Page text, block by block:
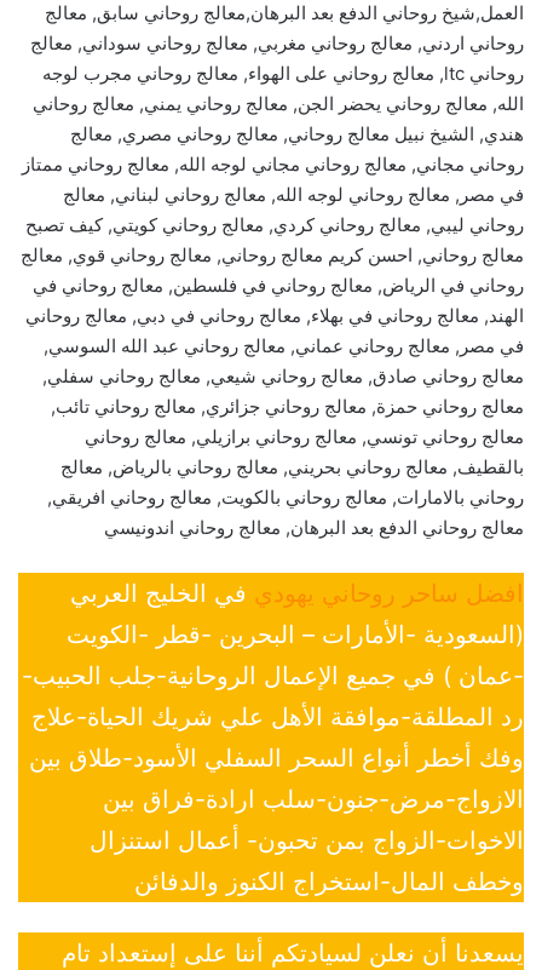
العمل,شيخ روحاني الدفع بعد البرهان,معالج روحاني سابق, معالج
روحاني اردني, معالج روحاني مغربي, معالج روحاني سوداني, معالج
روحاني ltc, معالج روحاني على الهواء, معالج روحاني مجرب لوجه
الله, معالج روحاني يحضر الجن, معالج روحاني يمني, معالج روحاني
هندي, الشيخ نبيل معالج روحاني, معالج روحاني مصري, معالج
روحاني مجاني, معالج روحاني مجاني لوجه الله, معالج روحاني ممتاز
في مصر, معالج روحاني لوجه الله, معالج روحاني لبناني, معالج
روحاني ليبي, معالج روحاني كردي, معالج روحاني كويتي, كيف تصبح
معالج روحاني, احسن كريم معالج روحاني, معالج روحاني قوي, معالج
روحاني في الرياض, معالج روحاني في فلسطين, معالج روحاني في
الهند, معالج روحاني في بهلاء, معالج روحاني في دبي, معالج روحاني
في مصر, معالج روحاني عماني, معالج روحاني عبد الله السوسي,
معالج روحاني صادق, معالج روحاني شيعي, معالج روحاني سفلي,
معالج روحاني حمزة, معالج روحاني جزائري, معالج روحاني تائب,
معالج روحاني تونسي, معالج روحاني برازيلي, معالج روحاني
بالقطيف, معالج روحاني بحريني, معالج روحاني بالرياض, معالج
روحاني بالامارات, معالج روحاني بالكويت, معالج روحاني افريقي,
معالج روحاني الدفع بعد البرهان, معالج روحاني اندونيسي
افضل ساحر روحاني يهودي في الخليج العربي
(السعودية -الأمارات – البحرين -قطر -الكويت
-عمان ) في جميع الإعمال الروحانية-جلب الحبيب-
رد المطلقة-موافقة الأهل علي شريك الحياة-علاج
وفك أخطر أنواع السحر السفلي الأسود-طلاق بين
الازواج-مرض-جنون-سلب ارادة-فراق بين
الاخوات-الزواج بمن تحبون- أعمال استنزال
وخطف المال-استخراج الكنوز والدفائن
يسعدنا أن نعلن لسيادتكم أننا على إستعداد تام